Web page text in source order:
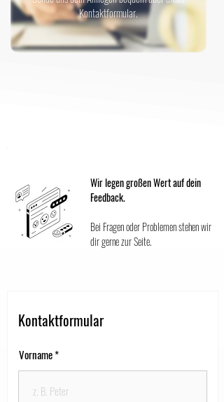
Kontaktformular.
Wir legen großen Wert auf dein
Feedback.
Bei Fragen oder Problemen stehen wir
dir gerne zur Seite.
Kontaktformular
Vorname